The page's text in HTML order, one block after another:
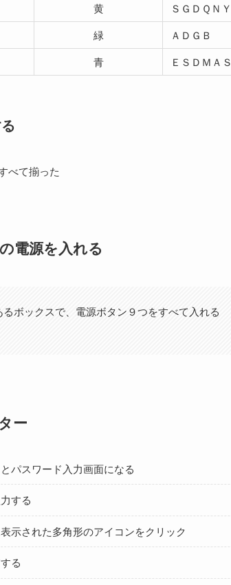
黄
ＳＧＤＱＮＹ
緑
ＡＤＧＢ
青 ＥＳＤＭＡＳ
べて揃った
電源を入れる
ボックスで、電源ボタン９つをすべて入れる
ー
パスワード入力画面になる
する
示された多角形のアイコンをクリック
る